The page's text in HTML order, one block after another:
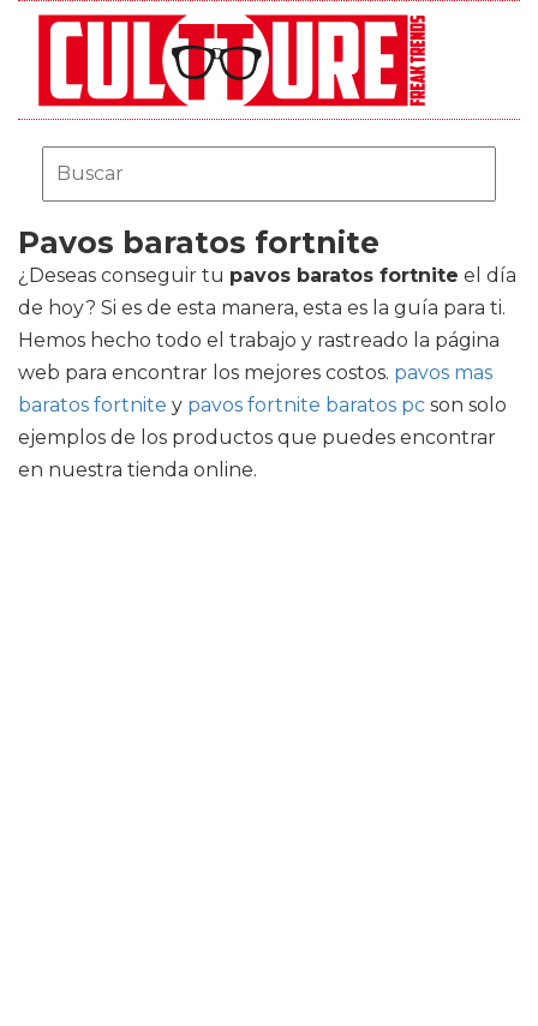
Pavos baratos fortnite
¿Deseas conseguir tu pavos baratos fortnite el día
de hoy? Si es de esta manera, esta es la guía para ti.
Hemos hecho todo el trabajo y rastreado la página
web para encontrar los mejores costos. pavos mas
baratos fortnite y pavos fortnite baratos pc son solo
ejemplos de los productos que puedes encontrar
en nuestra tienda online.